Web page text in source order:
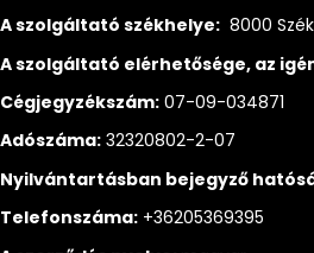
A szolgáltató székhelye: 8000
A szolgáltató elérhetősége, az
Cégjegyzékszám: 07-09-034871
Adószáma: 32320802-2-07
Nyilvántartásban bejegyző
Telefonszáma: +36205369395